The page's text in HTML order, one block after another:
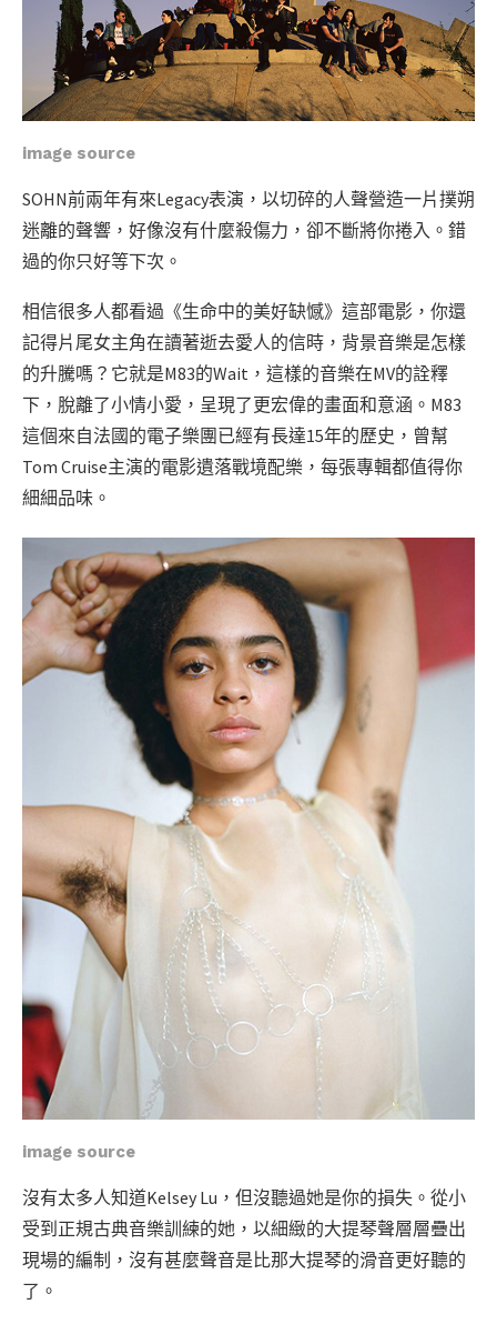
image source
SOHN前兩年有來Legacy表演，以切碎的人聲營造一片撲朔
迷離的聲響，好像沒有什麼殺傷力，卻不斷將你捲入。錯
過的你只好等下次。
相信很多人都看過《生命中的美好缺憾》這部電影，你還
記得片尾女主角在讀著逝去愛人的信時，背景音樂是怎樣
的升騰嗎？它就是M83的Wait，這樣的音樂在MV的詮釋
下，脫離了小情小愛，呈現了更宏偉的畫面和意涵。M83
這個來自法國的電子樂團已經有長達15年的歷史，曾幫
Tom Cruise主演的電影遺落戰境配樂，每張專輯都值得你
細細品味。
image source
沒有太多人知道Kelsey Lu，但沒聽過她是你的損失。從小
受到正規古典音樂訓練的她，以細緻的大提琴聲層層疊出
現場的編制，沒有甚麼聲音是比那大提琴的滑音更好聽的
了。